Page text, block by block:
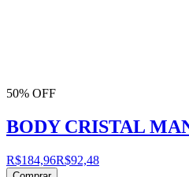
50% OFF
BODY CRISTAL
R$184,96R$92,48